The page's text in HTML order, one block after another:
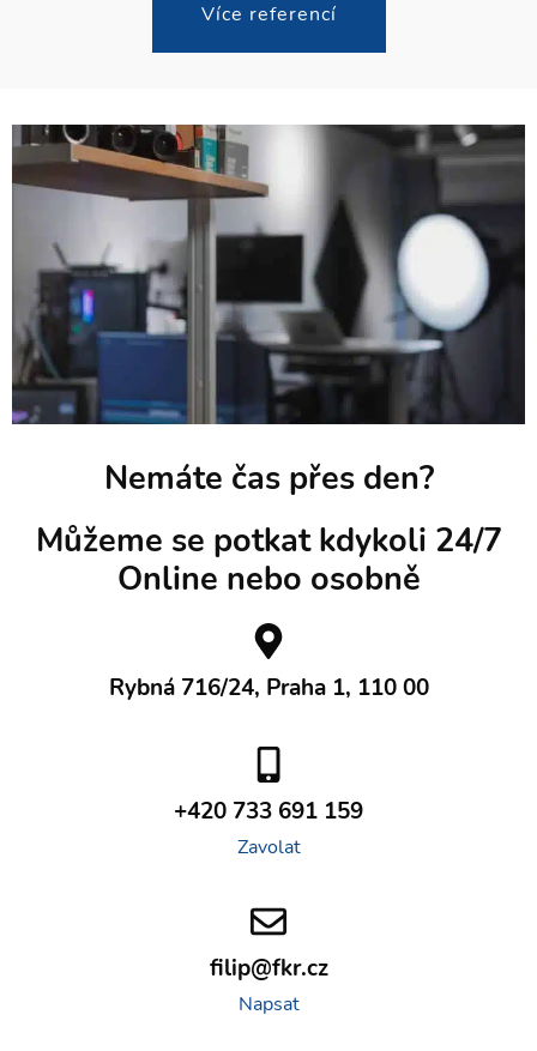
Více referencí
Nemáte čas přes den?
Můžeme se potkat kdykoli 24/7
Online nebo osobně
Rybná 716/24, Praha 1, 110 00
+420 733 691 159
Zavolat
filip@fkr.cz
Napsat